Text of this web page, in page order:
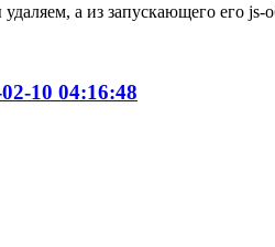
а из запускающего его js-
10 04:16:48